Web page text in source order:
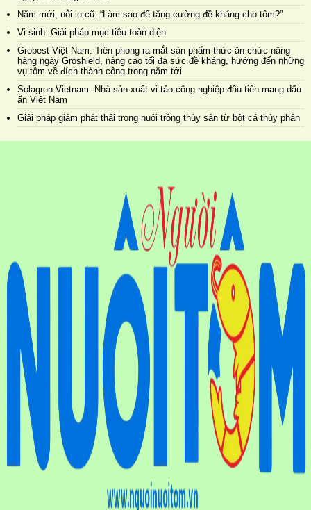
Năm mới, nỗi lo cũ: “Làm sao để tăng cường đề kháng cho tôm?”
Vi sinh: Giải pháp mục tiêu toàn diện
Grobest Việt Nam: Tiên phong ra mắt sản phẩm thức ăn chức năng
hàng ngày Groshield, nâng cao tối đa sức đề kháng, hướng đến những
vụ tôm về đích thành công trong năm tới
Solagron Vietnam: Nhà sản xuất vi tảo công nghiệp đầu tiên mang dấu
ấn Việt Nam
Giải pháp giảm phát thải trong nuôi trồng thủy sản từ bột cá thủy phân